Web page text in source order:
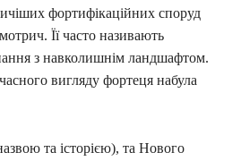
фортифікаційних споруд
Її часто називають
з навколишнім ландшафтом.
вигляду фортеця набула
та історією), та Нового